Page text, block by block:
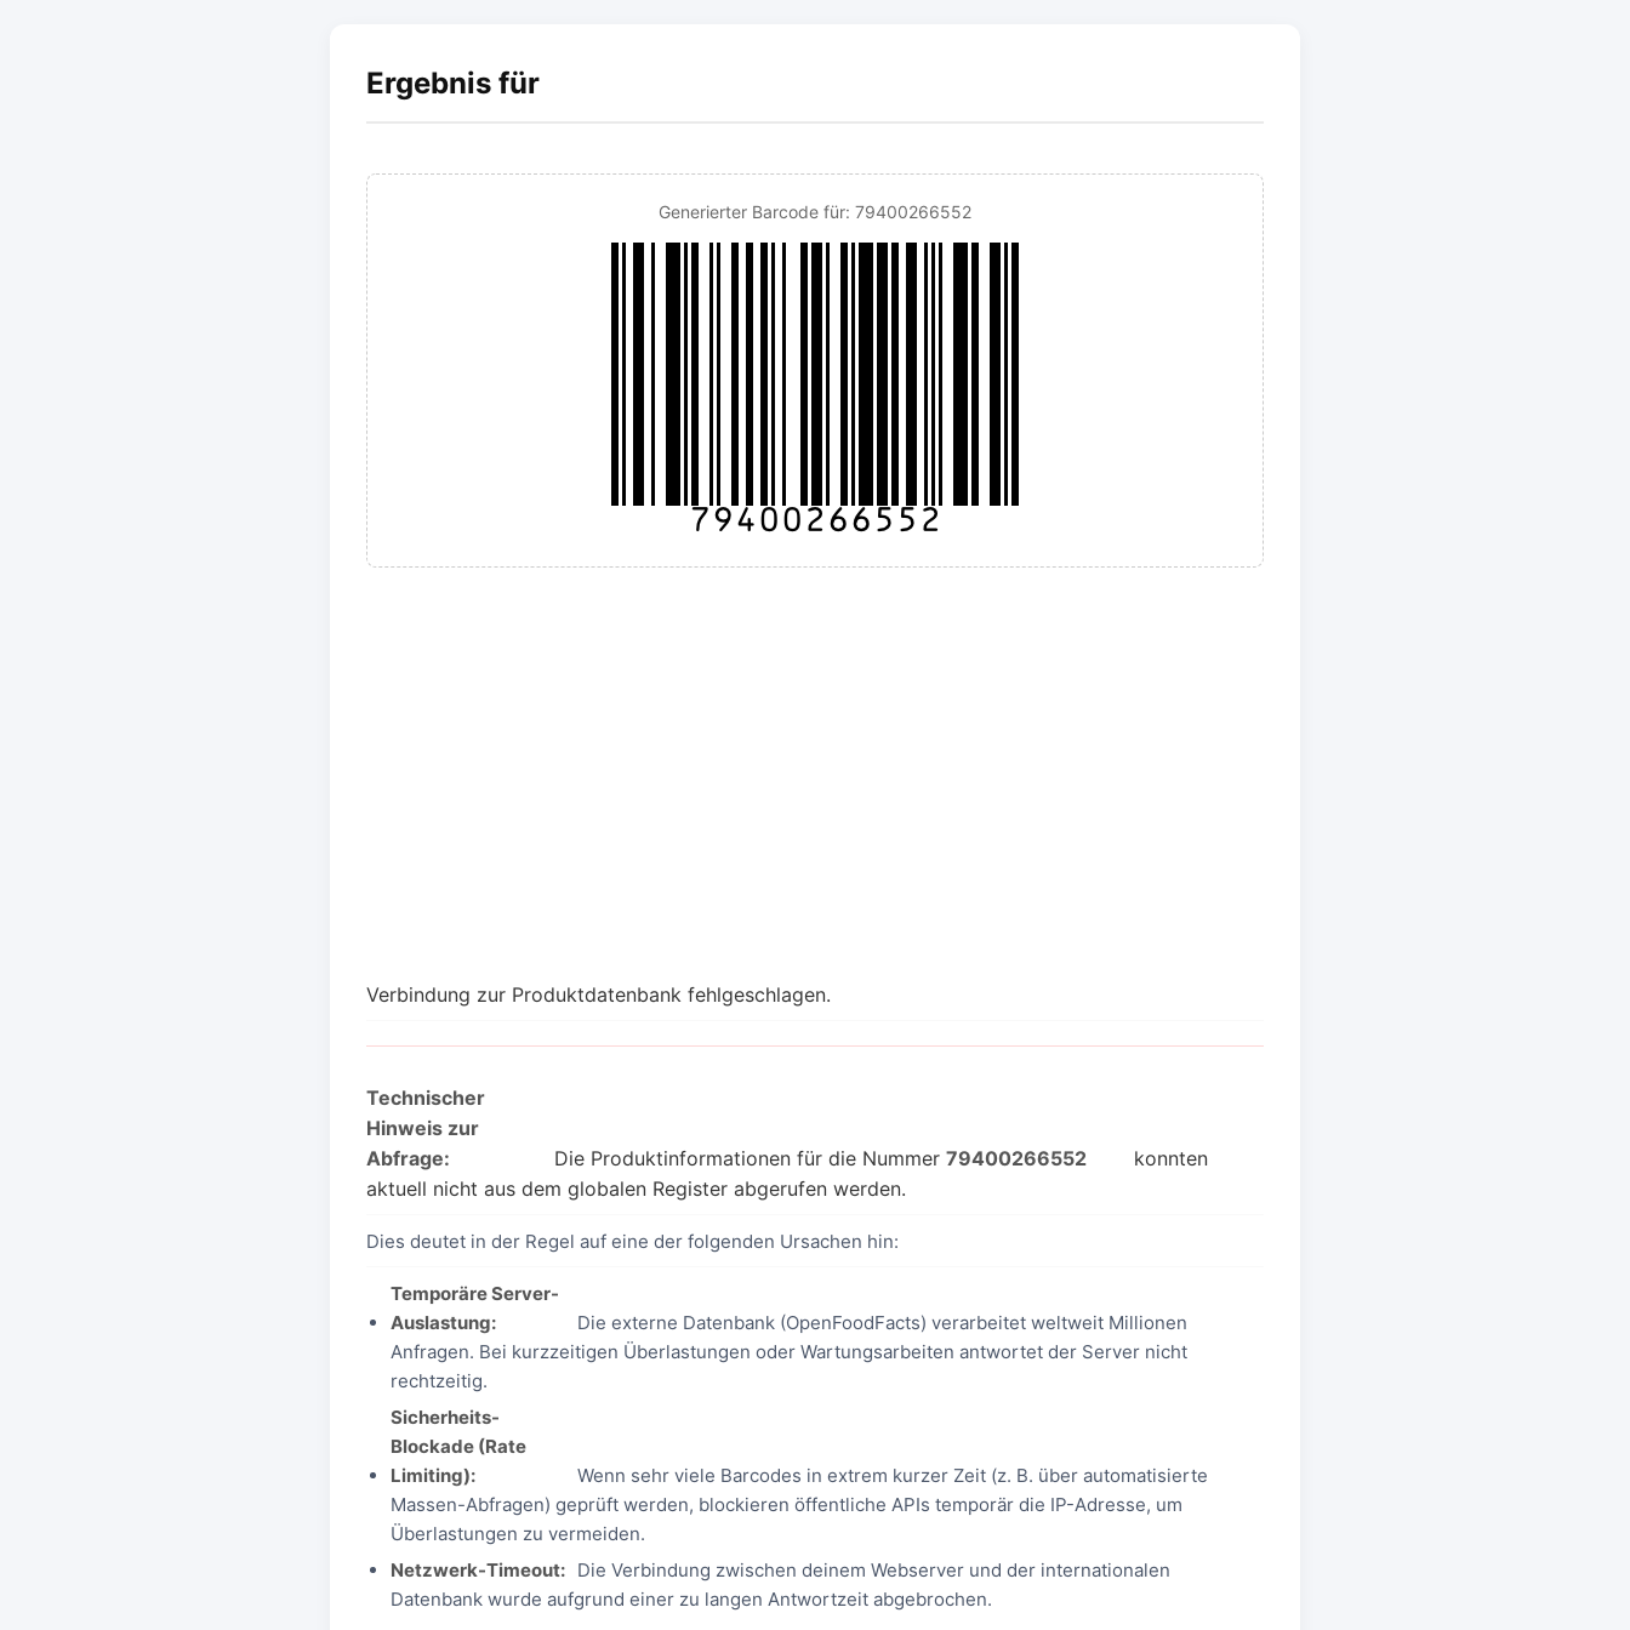
Ergebnis für
Generierter Barcode für: 79400266552
Verbindung zur Produktdatenbank fehlgeschlagen.
Technischer
Hinweis zur
Abfrage:
Die Produktinformationen für die Nummer 79400266552
konnten
aktuell nicht aus dem globalen Register abgerufen werden.
Dies deutet in der Regel auf eine der folgenden Ursachen hin:
Temporäre Server-
Auslastung:
Die externe Datenbank (OpenFoodFacts) verarbeitet weltweit Millionen
Anfragen. Bei kurzzeitigen Überlastungen oder Wartungsarbeiten antwortet der Server nicht
rechtzeitig.
Sicherheits-
Blockade (Rate
Limiting):
Wenn sehr viele Barcodes in extrem kurzer Zeit (z. B. über automatisierte
Massen-Abfragen) geprüft werden, blockieren öffentliche APIs temporär die IP-Adresse, um
Überlastungen zu vermeiden.
Netzwerk-Timeout: Die Verbindung zwischen deinem Webserver und der internationalen
Datenbank wurde aufgrund einer zu langen Antwortzeit abgebrochen.